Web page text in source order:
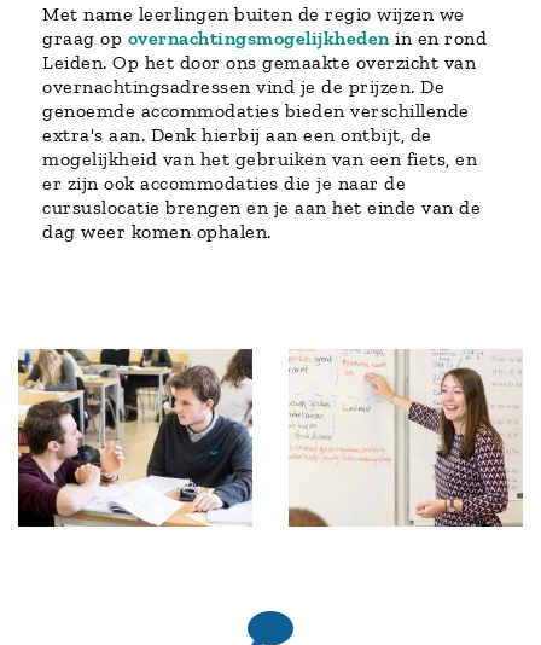
Met name leerlingen buiten de regio wijzen we
graag op overnachtingsmogelijkheden in en rond
Leiden. Op het door ons gemaakte overzicht van
overnachtingsadressen vind je de prijzen. De
genoemde accommodaties bieden verschillende
extra's aan. Denk hierbij aan een ontbijt, de
mogelijkheid van het gebruiken van een fiets, en
er zijn ook accommodaties die je naar de
cursuslocatie brengen en je aan het einde van de
dag weer komen ophalen.